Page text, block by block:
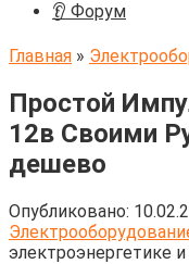
👂 Форум
Главная »
Простой
12в Своими
дешево
Опубликовано:
электроэнергетике